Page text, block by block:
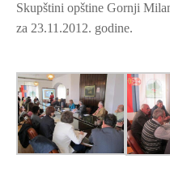
Skupštini opštine Gornji
za 23.11.2012. godine.